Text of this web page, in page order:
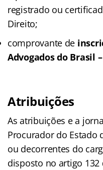
registrado ou
Direito;
comprovante de
Advogados do Brasil
Atribuições
As atribuições e a
Procurador do Estado
ou decorrentes do
disposto no artigo 132